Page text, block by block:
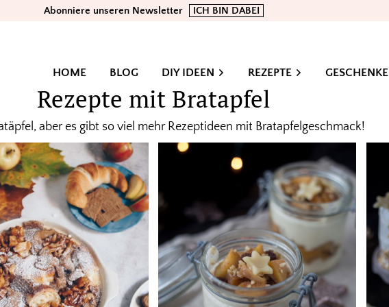
Abonniere unseren Newsletter ICH BIN DABEI
HOME BLOG DIY IDEEN REZEPTE GESCHENKE
Rezepte mit Bratapfel
aber es gibt so viel mehr Rezeptideen mit Bratapfelgeschmack!